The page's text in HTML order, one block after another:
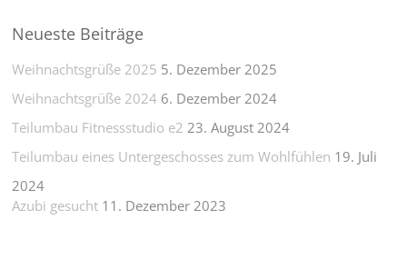
Neueste Beiträge
Weihnachtsgrüße 2025 5. Dezember 2025
Weihnachtsgrüße 2024 6. Dezember 2024
Teilumbau Fitnessstudio e2 23. August 2024
Teilumbau eines Untergeschosses zum Wohlfühlen 19. Juli
2024
Azubi gesucht 11. Dezember 2023